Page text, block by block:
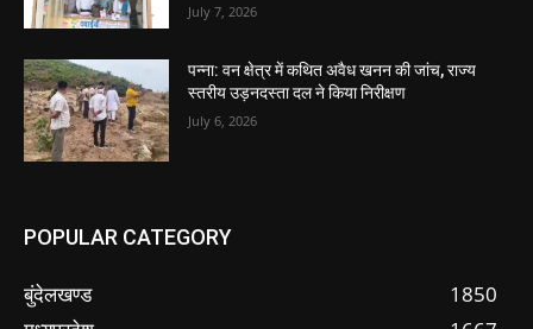
July 7, 2026
पन्ना: वन क्षेत्र में कथित अवैध खनन की जांच, राज्य
स्तरीय उड़नदस्ता दल ने किया निरीक्षण
July 6, 2026
POPULAR CATEGORY
बुंदेलखण्ड
1850